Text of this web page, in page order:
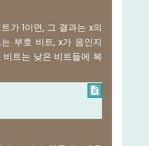
가 1이면, 그 결과는 x의
부호 비트, x가 음인지
트는 낮은 비트들에 복
